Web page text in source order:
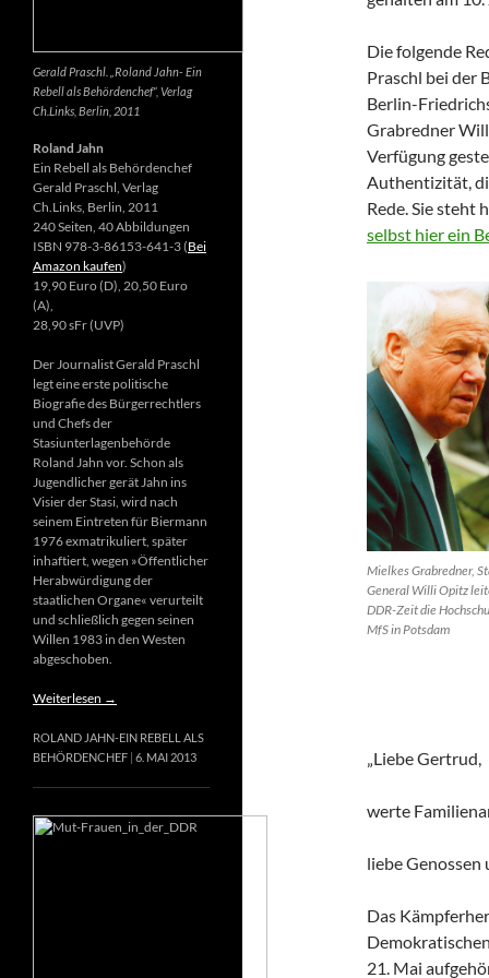
Die folgende
Praschl bei der
Berlin-
Grabredner
Verfügung
Authentizität,
Rede. Sie steht
selbst hier ein
Mielkes Grabredner,
General Willi Opitz
DDR-Zeit die
MfS in Potsdam
„Liebe Gertrud,
werte
liebe Genossen
Das
21. Mai
Gerald Praschl. „Roland Jahn- Ein
Rebell als Behördenchef“, Verlag
Ch.Links, Berlin, 2011
Roland Jahn
Ein Rebell als Behördenchef
Gerald Praschl, Verlag
Ch.Links, Berlin, 2011
240 Seiten, 40 Abbildungen
ISBN 978-3-86153-641-3 (Bei
Amazon kaufen)
19,90 Euro (D), 20,50 Euro
(A),
28,90 sFr (UVP)
Der Journalist Gerald Praschl
legt eine erste politische
Biografie des Bürgerrechtlers
und Chefs der
Stasiunterlagenbehörde
Roland Jahn vor. Schon als
Jugendlicher gerät Jahn ins
Visier der Stasi, wird nach
seinem Eintreten für Biermann
1976 exmatrikuliert, später
inhaftiert, wegen »Öffentlicher
Herabwürdigung der
staatlichen Organe« verurteilt
und schließlich gegen seinen
Willen 1983 in den Westen
abgeschoben.
Weiterlesen →
ROLAND JAHN-EIN REBELL ALS
BEHÖRDENCHEF 6. MAI 2013